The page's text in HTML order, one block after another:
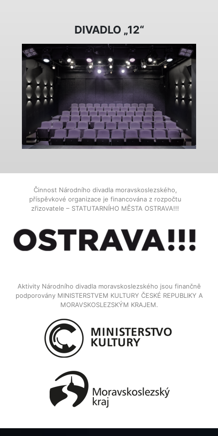
DIVADLO „12“
Činnost Národního divadla moravskoslezského,
příspěvkové organizace je financována z rozpočtu
zřizovatele – STATUTARNÍHO MĚSTA OSTRAVA!!!
Aktivity Národního divadla moravskoslezského jsou finančně
podporovány MINISTERSTVEM KULTURY ČESKÉ REPUBLIKY A
MORAVSKOSLEZSKÝM KRAJEM.